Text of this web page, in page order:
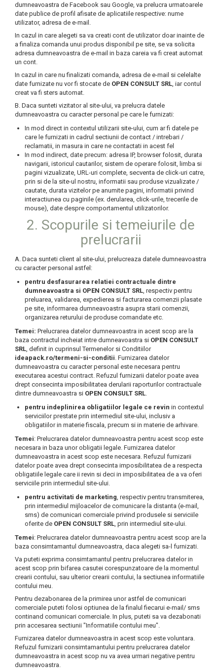
AMBALAJE BIO
AMBALAJE BIO TRESTIE
AMBALAJE BIO PALMIER
AMBALAJE BIO BAMBUS PLA
CONSUMABILE
CAPACE
CAPACE BIODEGRADABILE
SUPORTI PAHARE
PAIE DIN HARTIE KRAFT
PALETINE LEMN
DISPENSER SERVETELE
dumneavoastra de Facebook sau Google, va prelucra urmatoarele
date publice de profil afisate de aplicatiile respective: nume
utilizator, adresa de e-mail.
In cazul in care alegeti sa va creati cont de utilizator doar inainte de
a finaliza comanda unui produs disponibil pe site, se va solicita
adresa dumneavoastra de e-mail in baza careia va fi creat automat
un cont.
In cazul in care nu finalizati comanda, adresa de e-mail si celelalte
date furnizate nu vor fi stocate de OPEN CONSULT SRL, iar contul
creat va fi sters automat.
B. Daca sunteti vizitator al site-ului, va prelucra datele
dumneavoastra cu caracter personal pe care le furnizati:
In mod direct in contextul utilizarii site-ului, cum ar fi datele pe
care le furnizati in cadrul sectiunii de contact / intrebari /
reclamatii, in masura in care ne contactati in acest fel
In mod indirect, date precum: adresa IP, browser folosit, durata
navigarii, istoricul cautarilor, sistem de operare folosit, limba si
pagini vizualizate, URL-uri complete, secventa de click-uri catre,
prin si de la site-ul nostru, informatii sau produse vizualizate /
cautate, durata vizitelor pe anumite pagini, informatii privind
interactiunea cu paginile (ex. derularea, click-urile, trecerile de
mouse), date despre comportamentul utilizatorilor.
2. Scopurile si temeiurile de
prelucrarii
A. Daca sunteti client al site-ului, prelucreaza datele dumneavoastra
cu caracter personal astfel:
pentru desfasurarea relatiei contractuale dintre
dumneavoastra si OPEN CONSULT SRL, respectiv pentru
preluarea, validarea, expedierea si facturarea comenzii plasate
pe site, informarea dumneavoastra asupra starii comenzii,
organizarea returului de produse comandate etc.
Temei: Prelucrarea datelor dumneavoastra in acest scop are la
baza contractul incheiat intre dumneavoastra si OPEN CONSULT
SRL, definit in cuprinsul Termenelor si Conditiilor
ideapack.ro/termeni-si-conditii. Furnizarea datelor
dumneavoastra cu caracter personal este necesara pentru
executarea acestui contract. Refuzul furnizarii datelor poate avea
drept consecinta imposibilitatea derularii raporturilor contractuale
dintre dumneavoastra si OPEN CONSULT SRL.
pentru indeplinirea obligatiilor legale ce revin in contextul
serviciilor prestate prin intermediul site-ului, inclusiv a
obligatiilor in materie fiscala, precum si in materie de arhivare.
Temei: Prelucrarea datelor dumneavoastra pentru acest scop este
necesara in baza unor obligatii legale. Furnizarea datelor
dumneavoastra in acest scop este necesara. Refuzul furnizarii
datelor poate avea drept consecinta imposibilitatea de a respecta
obligatiile legale care ii revin si deci in imposibilitatea de a va oferi
serviciile prin intermediul site-ului.
pentru activitati de marketing, respectiv pentru transmiterea,
prin intermediul mijloacelor de comunicare la distanta (e-mail,
sms) de comunicari comerciale privind produsele si serviciile
oferite de OPEN CONSULT SRL, prin intermediul site-ului.
Temei: Prelucrarea datelor dumneavoastra pentru acest scop are la
baza consimtamantul dumneavoastra, daca alegeti sa-l furnizati.
Va puteti exprima consimtamantul pentru prelucrarea datelor in
acest scop prin bifarea casutei corespunzatoare de la momentul
crearii contului, sau ulterior crearii contului, la sectiunea informatiile
contului meu.
Pentru dezabonarea de la primirea unor astfel de comunicari
comerciale puteti folosi optiunea de la finalul fiecarui e-mail/ sms
continand comunicari comerciale. In plus, puteti sa va dezabonati
prin accesarea sectiunii "Informatiile contului meu".
Furnizarea datelor dumneavoastra in acest scop este voluntara.
Refuzul furnizarii consimtamantului pentru prelucrarea datelor
dumneavoastra in acest scop nu va avea urmari negative pentru
dumneavoastra.